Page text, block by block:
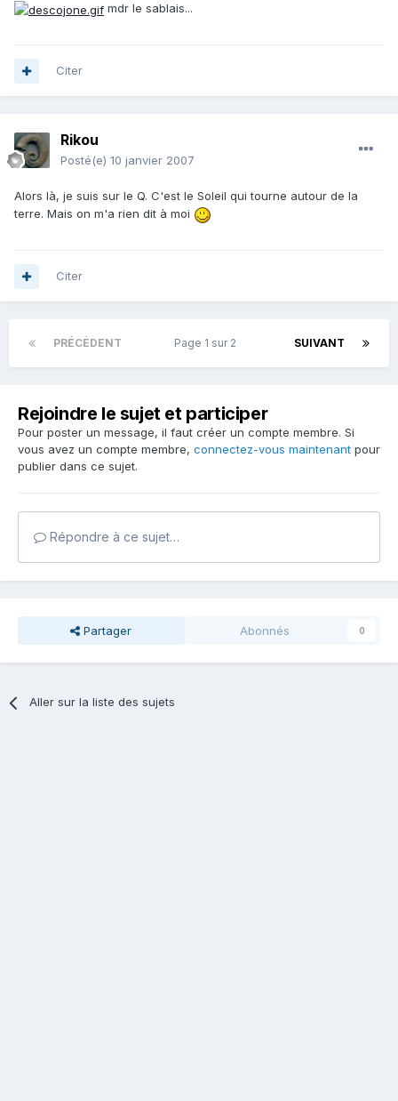
mdr le sablais...
Citer
Rikou
Posté(e) 10 janvier 2007
Alors là, je suis sur le Q. C'est le Soleil qui tourne autour de la
terre. Mais on m'a rien dit à moi
Citer
PRÉCÉDENT SUIVANT
Page 1 sur 2
Rejoindre le sujet et participer
Pour poster un message, il faut créer un compte membre. Si
vous avez un compte membre, connectez-vous maintenant pour
publier dans ce sujet.
Répondre à ce sujet…
Partager Abonnés 0
Aller sur la liste des sujets